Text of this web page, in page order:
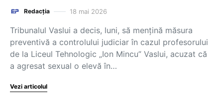
Redacția 18 mai 2026
Tribunalul Vaslui a decis, luni, să menţină măsura
preventivă a controlului judiciar în cazul profesorului
de la Liceul Tehnologic „Ion Mincu” Vaslui, acuzat că
a agresat sexual o elevă în…
Vezi articolul